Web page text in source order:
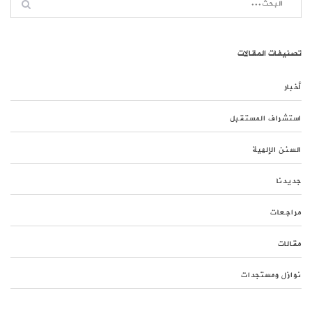
تصنيفات المقالات
أخبار
استشراف المستقبل
السنن الإلهية
جديدنا
مراجعات
مقالات
نوازل ومستجدات